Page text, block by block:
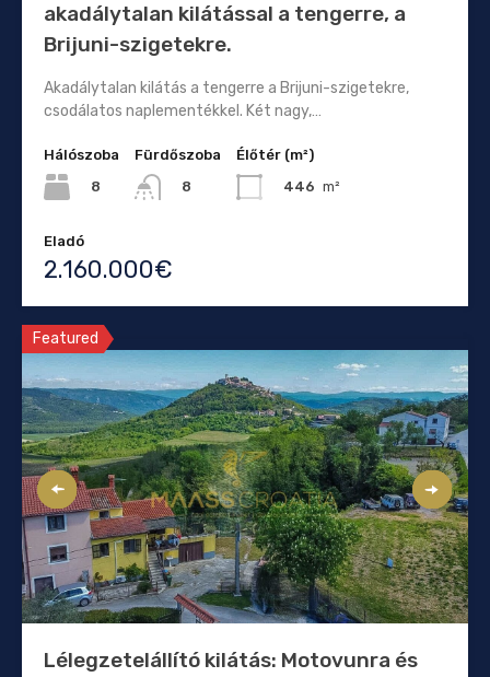
akadálytalan kilátással a tengerre, a
Brijuni-szigetekre.
Akadálytalan kilátás a tengerre a Brijuni-szigetekre,
csodálatos naplementékkel. Két nagy,…
Hálószoba
8
Fürdőszoba
8
Élőtér (m²)
446 m²
Eladó
2.160.000€
Featured
Lélegzetelállító kilátás: Motovunra és